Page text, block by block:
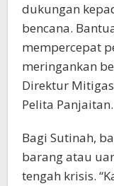
dukungan
bencana.
mempercepat
meringankan
Direktur
Pelita Panjaitan.
Bagi Sutinah,
barang atau
tengah krisis.